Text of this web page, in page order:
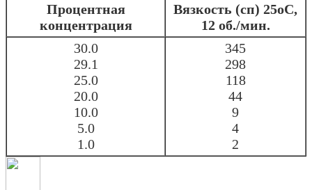
Процентная
концентрация
Вязкость (сп) 25оС,
12 об./мин.
30.0
29.1
25.0
20.0
10.0
5.0
1.0
345
298
118
44
9
4
2